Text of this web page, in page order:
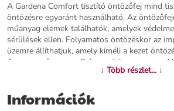
A Gardena Comfort tisztító öntözőfej mind
öntözésre egyaránt használható. Az
műanyag elemek találhatók, amelyek
sérülések ellen. Folyamatos öntözéskor az
üzemre állíthatjuk, amely kíméli a kezet
Anyaga: műanyag - Színe: szürke, narancs -
vízsugár - Fagy elleni védelem - Zárral ellátott
További információk>>
↓ Több részlet... ↓
Információk